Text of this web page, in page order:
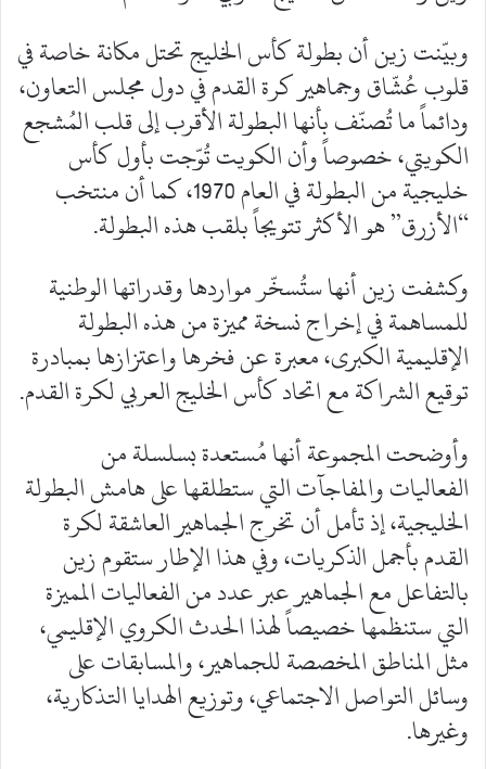
وبيّنت زين أن بطولة كأس الخليج تحتل مكانة خاصة في
قلوب عُشّاق وجماهير كرة القدم في دول مجلس التعاون،
ودائماً ما تُصنّف بأنها البطولة الأقرب إلى قلب المُشجع
الكويتي، خصوصاً وأن الكويت تُوّجت بأول كأس
خليجية من البطولة في العام 1970، كما أن منتخب
“الأزرق” هو الأكثر تتويجاً بلقب هذه البطولة.
وكشفت زين أنها ستُسخّر مواردها وقدراتها الوطنية
للمساهمة في إخراج نسخة مميزة من هذه البطولة
الإقليمية الكبرى، معبرة عن فخرها واعتزازها بمبادرة
توقيع الشراكة مع اتحاد كأس الخليج العربي لكرة القدم.
وأوضحت المجموعة أنها مُستعدة بسلسلة من
الفعاليات والمفاجآت التي ستطلقها على هامش البطولة
الخليجية، إذ تأمل أن تخرج الجماهير العاشقة لكرة
القدم بأجمل الذكريات، وفي هذا الإطار ستقوم زين
بالتفاعل مع الجماهير عبر عدد من الفعاليات المميزة
التي ستنظمها خصيصاً لهذا الحدث الكروي الإقليمي،
مثل المناطق المخصصة للجماهير، والمسابقات على
وسائل التواصل الاجتماعي، وتوزيع الهدايا التذكارية،
وغيرها.